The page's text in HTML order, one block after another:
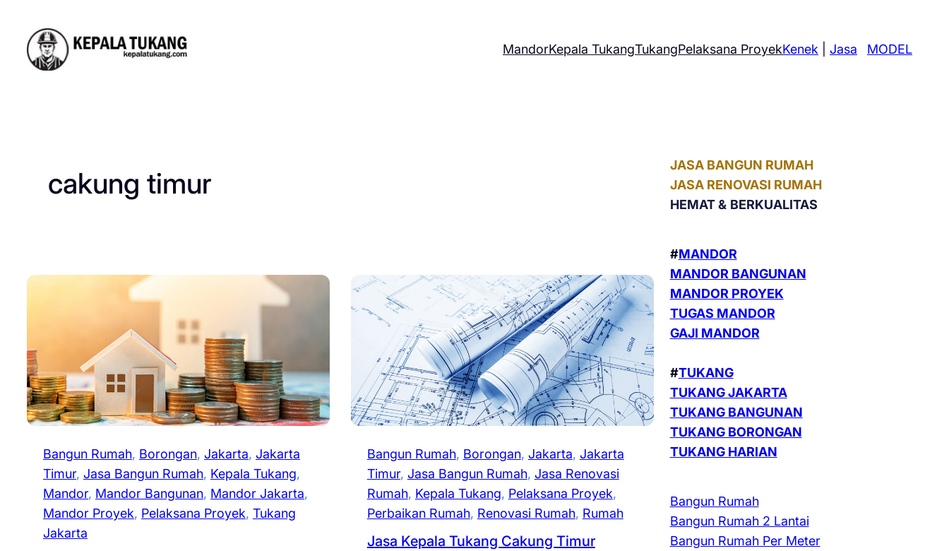
content
MandorKepala TukangTukangPelaksana ProyekKenek |Jasa MODEL
cakung timur
Bangun Rumah, Borongan, Jakarta, Jakarta
Timur, Jasa Bangun Rumah, Kepala Tukang
Mandor, Mandor Bangunan, Mandor Jakarta
Mandor Proyek, Pelaksana Proyek, Tukang
Jakarta
Bangun Rumah, Borongan, Jakarta, Jakarta
Timur, Jasa Bangun Rumah, Jasa Renovasi
Rumah, Kepala Tukang, Pelaksana Proyek
Perbaikan Rumah, Renovasi Rumah, Rumah
Jasa Kepala Tukang Cakung Timur
JASA BANGUN RUMAH
JASA RENOVASI RUMAH
HEMAT & BERKUALITAS
#MANDOR
MANDOR BANGUNAN
MANDOR PROYEK
TUGAS MANDOR
GAJI MANDOR
#TUKANG
TUKANG JAKARTA
TUKANG BANGUNAN
TUKANG BORONGAN
TUKANG HARIAN
Bangun Rumah
Bangun Rumah 2 Lantai
Bangun Rumah Per Meter